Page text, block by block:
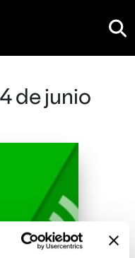
de junio